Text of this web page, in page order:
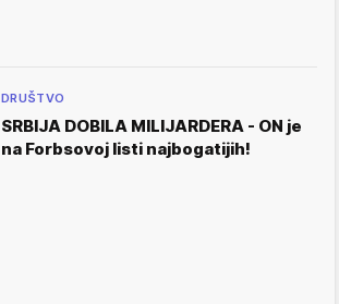
DRUŠTVO
SRBIJA DOBILA MILIJARDERA - ON je
na Forbsovoj listi najbogatijih!